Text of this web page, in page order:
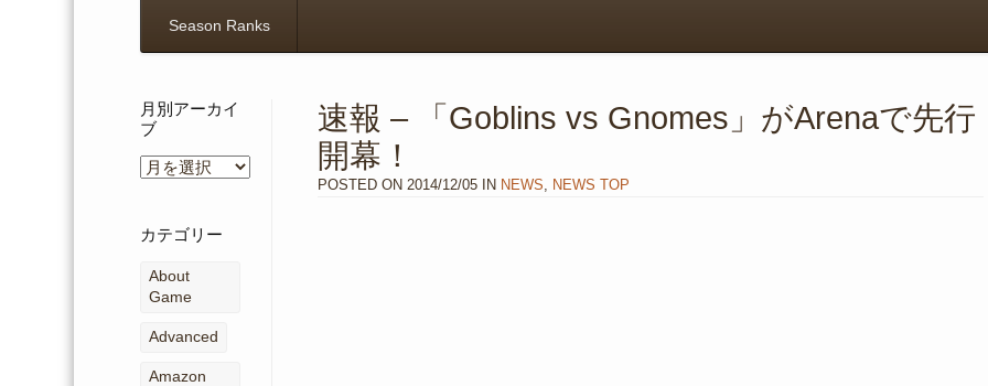
Season Ranks
速報 – 「Goblins vs Gnomes」がArenaで先行
開幕！
POSTED ON 2014/12/05 IN NEWS NEWS TOP
月別アーカイ
ブ
月
ー
カ
イ
ブ
カテゴリー
About
Game
Advanced
Amazon